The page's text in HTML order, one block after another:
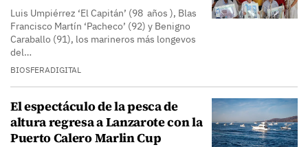
Luis Umpiérrez ‘El Capitán’ (98 años ), Blas
Francisco Martín ‘Pacheco’ (92) y Benigno
Caraballo (91), los marineros más longevos
del…
BIOSFERADIGITAL
El espectáculo de la pesca de
altura regresa a Lanzarote con la
Puerto Calero Marlin Cup